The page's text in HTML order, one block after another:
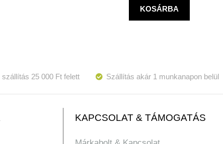
KOSÁRBA
szállítás 25 000 Ft felett Szállítás akár 1 munkanapon belül
KAPCSOLAT & TÁMOGATÁS